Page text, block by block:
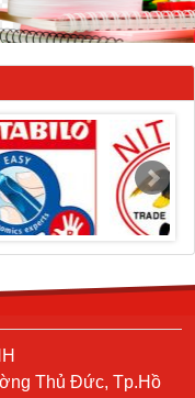
Thủ Đức, Tp.Hồ